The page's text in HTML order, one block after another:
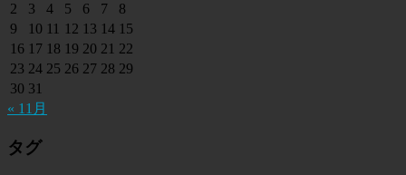
2
3 4 5 6 7
8
9
10 11 12 13 14 15
16 17 18 19 20 21 22
23 24 25 26 27 28 29
30 31
« 11月
タグ